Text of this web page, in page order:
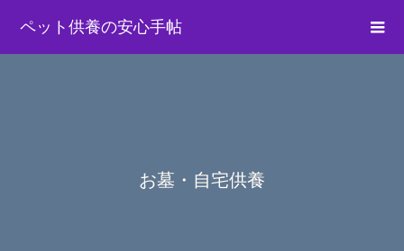
ペット供養の安心手帖
お墓・自宅供養